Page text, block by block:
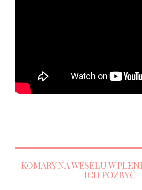
KOMARY NA WESELU W
ICH POZBYĆ